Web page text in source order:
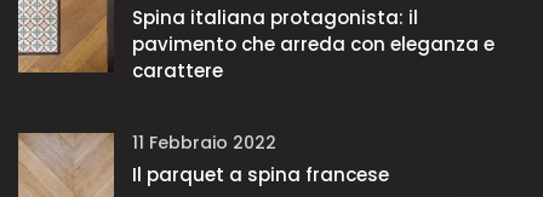
Spina italiana protagonista: il
pavimento che arreda con eleganza e
carattere
11 Febbraio 2022
Il parquet a spina francese